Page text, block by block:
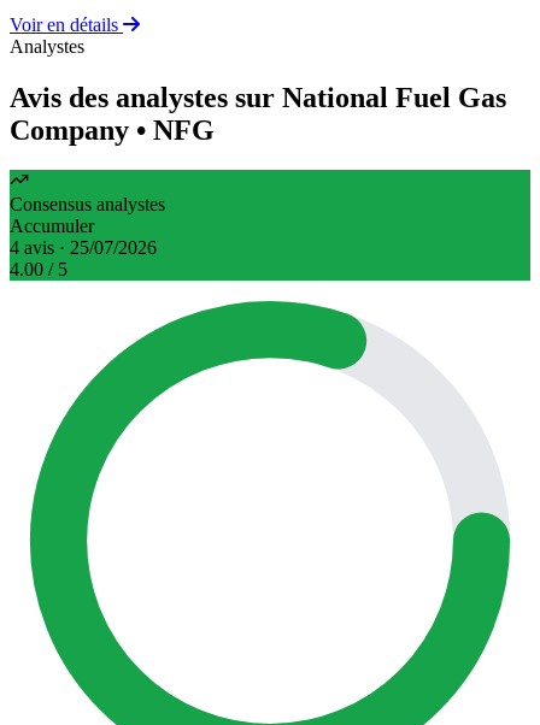
Voir en détails
Analystes
Avis des analystes sur National Fuel Gas
Company • NFG
Consensus analystes
Accumuler
4 avis · 25/07/2026
4.00 / 5